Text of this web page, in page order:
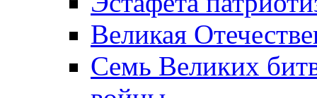
Великая
Семь Великих